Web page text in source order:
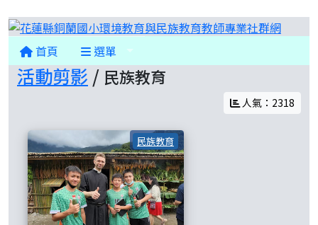
花蓮縣
首頁
選單
活動剪影 / 民族教育
人氣：2318
民族教育 1111015太魯閣族感恩祭